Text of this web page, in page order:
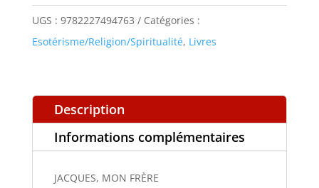
UGS : 9782227494763
Catégories :
Esotérisme/Religion/Spiritualité, Livres
Description
Informations complémentaires
JACQUES, MON FRÈRE